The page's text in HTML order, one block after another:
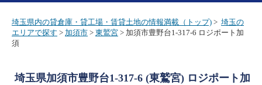
埼玉県内の貸倉庫・貸工場・賃貸土地の情報満載（トップ) > 埼玉の
エリアで探す > 加須市 > 東鷲宮 > 加須市豊野台1-317-6 ロジポート加
須
埼玉県加須市豊野台1-317-6 (東鷲宮) ロジポート加